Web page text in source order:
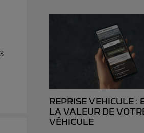
REPRISE VEHICULE :
LA VALEUR DE
VÉHICULE